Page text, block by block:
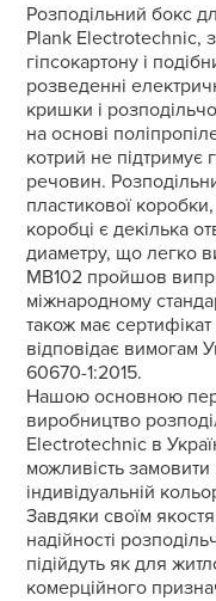
Розподільний бокс
Plank Electrotechnic,
гіпсокартону і
розведенні
кришки і
на основі
котрий не підтримує
речовин.
пластикової
коробці є декілька
диаметру, що легко
MB102 пройшов
міжнародному
також має
відповідає вимогам
60670-1:2015.
Нашою основною
виробництво
Electrotechnic в
можливість замовити
індивідуальній
Завдяки своїм
надійності
підійдуть як для
комерційного